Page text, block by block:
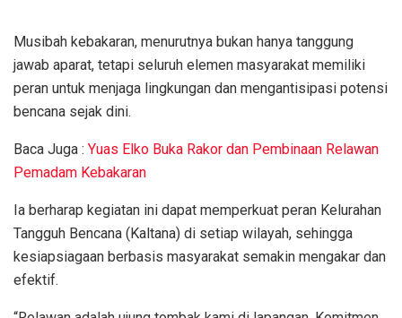
Musibah kebakaran, menurutnya bukan hanya tanggung
jawab aparat, tetapi seluruh elemen masyarakat memiliki
peran untuk menjaga lingkungan dan mengantisipasi potensi
bencana sejak dini.
Baca Juga : Yuas Elko Buka Rakor dan Pembinaan Relawan
Pemadam Kebakaran
Ia berharap kegiatan ini dapat memperkuat peran Kelurahan
Tangguh Bencana (Kaltana) di setiap wilayah, sehingga
kesiapsiagaan berbasis masyarakat semakin mengakar dan
efektif.